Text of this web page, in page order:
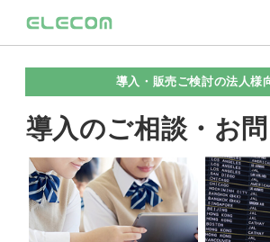
導入・販売ご検討の法人様
導入のご相談・お